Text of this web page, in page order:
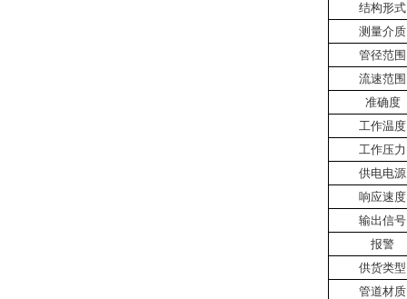
结构形式
测量介质
管径范围
流速范围
准确度
工作温度
工作压力
供电电源
响应速度
输出信号
报警
供货类型
管道材质